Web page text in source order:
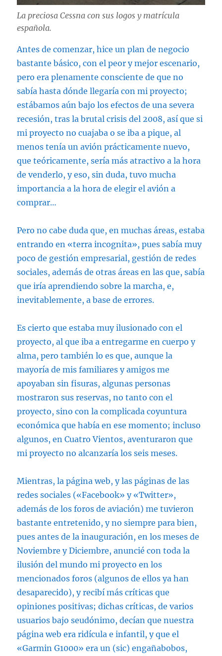
La preciosa Cessna con sus logos y matrícula
española.
Antes de comenzar, hice un plan de negocio
bastante básico, con el peor y mejor escenario,
pero era plenamente consciente de que no
sabía hasta dónde llegaría con mi proyecto;
estábamos aún bajo los efectos de una severa
recesión, tras la brutal crisis del 2008, así que si
mi proyecto no cuajaba o se iba a pique, al
menos tenía un avión prácticamente nuevo,
que teóricamente, sería más atractivo a la hora
de venderlo, y eso, sin duda, tuvo mucha
importancia a la hora de elegir el avión a
comprar…
Pero no cabe duda que, en muchas áreas, estaba
entrando en «terra incognita», pues sabía muy
poco de gestión empresarial, gestión de redes
sociales, además de otras áreas en las que, sabía
que iría aprendiendo sobre la marcha, e,
inevitablemente, a base de errores.
Es cierto que estaba muy ilusionado con el
proyecto, al que iba a entregarme en cuerpo y
alma, pero también lo es que, aunque la
mayoría de mis familiares y amigos me
apoyaban sin fisuras, algunas personas
mostraron sus reservas, no tanto con el
proyecto, sino con la complicada coyuntura
económica que había en ese momento; incluso
algunos, en Cuatro Vientos, aventuraron que
mi proyecto no alcanzaría los seis meses.
Mientras, la página web, y las páginas de las
redes sociales («Facebook» y «Twitter»,
además de los foros de aviación) me tuvieron
bastante entretenido, y no siempre para bien,
pues antes de la inauguración, en los meses de
Noviembre y Diciembre, anuncié con toda la
ilusión del mundo mi proyecto en los
mencionados foros (algunos de ellos ya han
desaparecido), y recibí más críticas que
opiniones positivas; dichas críticas, de varios
usuarios bajo seudónimo, decían que nuestra
página web era ridícula e infantil, y que el
«Garmin G1000» era un (sic) engañabobos,